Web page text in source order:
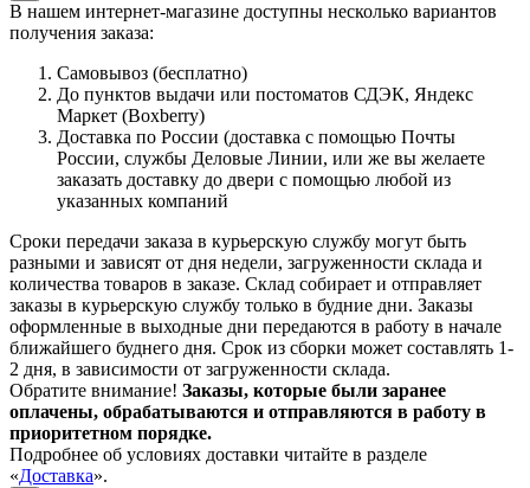
В нашем интернет-магазине доступны несколько вариантов
получения заказа:
Самовывоз (бесплатно)
До пунктов выдачи или постоматов СДЭК, Яндекс
Маркет (Boxberry)
Доставка по России (доставка с помощью Почты
России, службы Деловые Линии, или же вы желаете
заказать доставку до двери с помощью любой из
указанных компаний
Сроки передачи заказа в курьерскую службу могут быть
разными и зависят от дня недели, загруженности склада и
количества товаров в заказе. Склад собирает и отправляет
заказы в курьерскую службу только в будние дни. Заказы
оформленные в выходные дни передаются в работу в начале
ближайшего буднего дня. Срок из сборки может составлять 1-
2 дня, в зависимости от загруженности склада.
Обратите внимание! Заказы, которые были заранее
оплачены, обрабатываются и отправляются в работу в
приоритетном порядке.
Подробнее об условиях доставки читайте в разделе
«Доставка».